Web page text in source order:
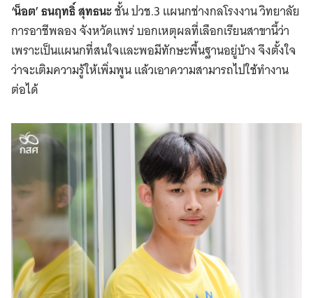
‘น็อต’ ธนฤทธิ์ สุทธนะชั้น ปวช.3 แผนกช่างกลโรงงาน วิทยาลัย
การอาชีพลอง จังหวัดแพร่ บอกเหตุผลที่เลือกเรียนสาขานี้ว่า
เพราะเป็นแผนกที่สนใจและพอมีทักษะพื้นฐานอยู่บ้าง จึงตั้งใจ
ว่าจะเติมความรู้ให้เพิ่มพูน แล้วเอาความสามารถไปใช้ทำงาน
ต่อได้